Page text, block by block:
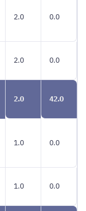
2.0 0.0
2.0 0.0
2.0 42.0
1.0 0.0
1.0 0.0